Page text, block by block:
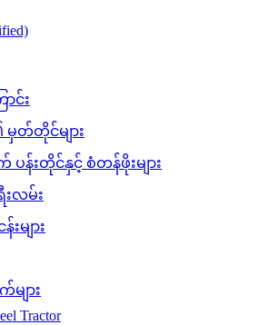
ာင်း
တ်တိုင်များ
ပန်းတိုင်နှင့် စံတန်ဖိုးများ
းလမ်း
များ
ျား
Tractor